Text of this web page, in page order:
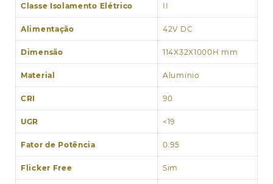
Classe Isolamento Elétrico II
Alimentação 42V DC
Dimensão 114X32X1000H mm
Material Aluminio
CRI 90
UGR <19
Fator de Potência 0.95
Flicker Free Sim